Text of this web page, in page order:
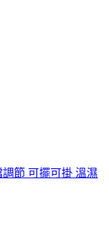
節 可擺可掛 溫濕